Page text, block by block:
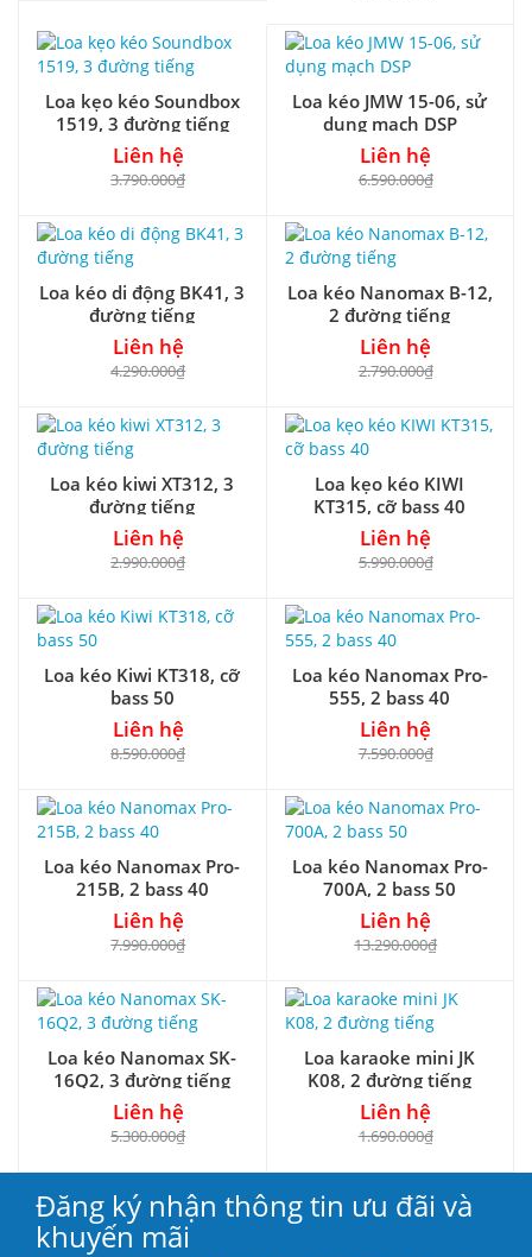
Loa kẹo kéo Soundbox
1519, 3 đường tiếng
Liên hệ
3.790.000₫
Loa kéo JMW 15-06, sử
dụng mạch DSP
Liên hệ
6.590.000₫
Loa kéo di động BK41, 3
đường tiếng
Liên hệ
4.290.000₫
Loa kéo Nanomax B-12,
2 đường tiếng
Liên hệ
2.790.000₫
Loa kéo kiwi XT312, 3
đường tiếng
Liên hệ
2.990.000₫
Loa kẹo kéo KIWI
KT315, cỡ bass 40
Liên hệ
5.990.000₫
Loa kéo Kiwi KT318, cỡ
bass 50
Liên hệ
8.590.000₫
Loa kéo Nanomax Pro-
555, 2 bass 40
Liên hệ
7.590.000₫
Loa kéo Nanomax Pro-
215B, 2 bass 40
Liên hệ
7.990.000₫
Loa kéo Nanomax Pro-
700A, 2 bass 50
Liên hệ
13.290.000₫
Loa kéo Nanomax SK-
16Q2, 3 đường tiếng
Liên hệ
5.300.000₫
Loa karaoke mini JK
K08, 2 đường tiếng
Liên hệ
1.690.000₫
Đăng ký nhận thông tin ưu đãi và
khuyến mãi